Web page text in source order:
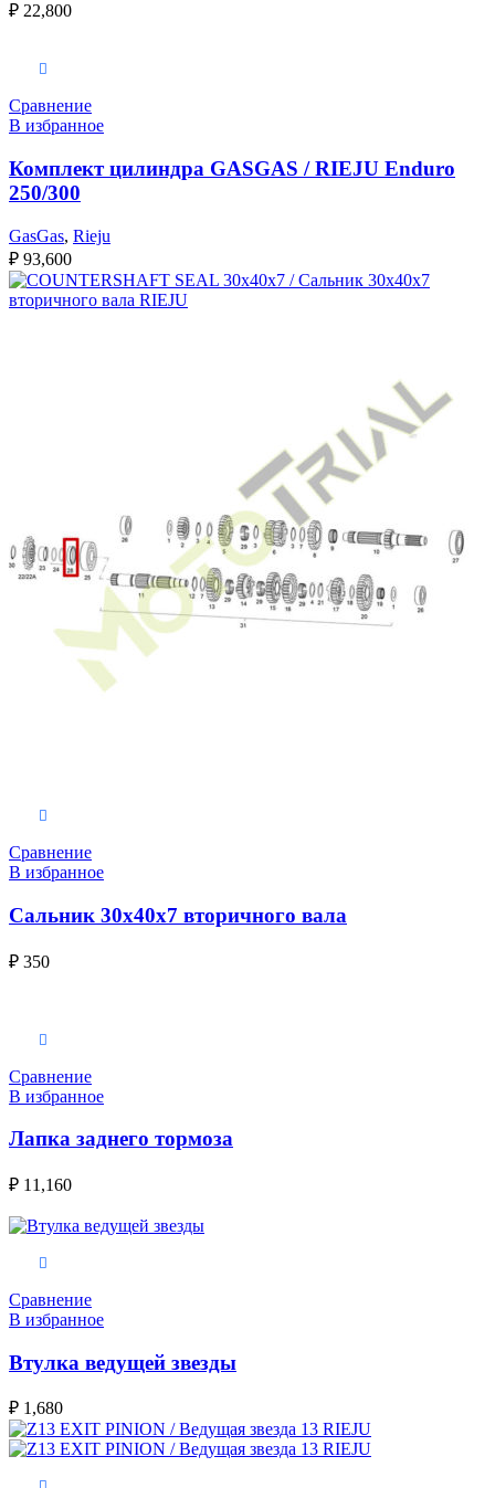
₽ 22,800
Сравнение
В избранное
Комплект цилиндра GASGAS / RIEJU Enduro
250/300
GasGas, Rieju
₽ 93,600
Сравнение
В избранное
Сальник 30x40x7 вторичного вала
₽ 350
Сравнение
В избранное
Лапка заднего тормоза
₽ 11,160
Сравнение
В избранное
Втулка ведущей звезды
₽ 1,680